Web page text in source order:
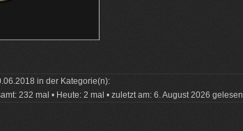
in der Kategorie(n):
232 mal • Heute: 2 mal • zuletzt am: 6. August 2026 gelesen.